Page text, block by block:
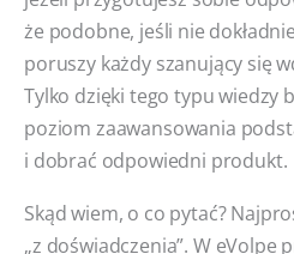
że podobne, jeśli nie
poruszy każdy szanujący się
Tylko dzięki tego typu wiedzy
poziom zaawansowania
i dobrać odpowiedni produkt.
Skąd wiem, o co pytać?
„z doświadczenia”. W eVolpe